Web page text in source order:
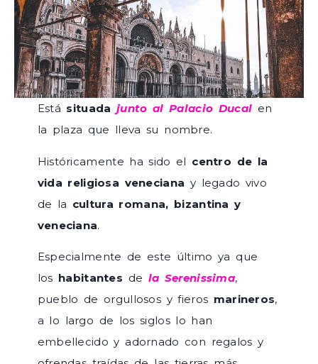
Está situada junto al Palacio Ducal en
la plaza que lleva su nombre.
Históricamente ha sido el centro de la
vida religiosa veneciana y legado vivo
de la cultura romana, bizantina y
veneciana.
Especialmente de este último ya que
los habitantes de la Serenissima,
pueblo de orgullosos y fieros marineros,
a lo largo de los siglos lo han
embellecido y adornado con regalos y